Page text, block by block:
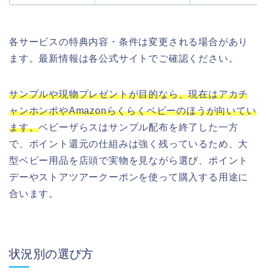
各サービスの特典内容・条件は変更される場合があり
ます。最新情報は各公式サイトでご確認ください。
サンプルや現物プレゼントが目的なら、現在はアカチ
ャンホンポやAmazonらくらくベビーのほうが向いてい
ます。ベビーザらスはサンプル配布を終了した一方
で、ポイント還元の仕組みは強く残っているため、大
型ベビー用品を店頭で実物を見ながら選び、ポイント
デーやストアツアークーポンを使って購入する用途に
合います。
状況別の選び方